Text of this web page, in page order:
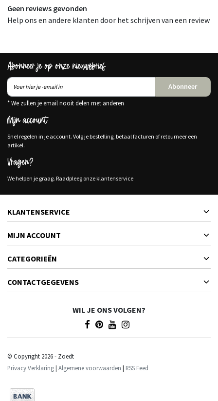
Geen reviews gevonden
Help ons en andere klanten door het schrijven van een review
Abonneer je op onze nieuwsbrief
Abonneer
* We zullen je email nooit delen met anderen
Mijn account
Snel regelen in je account. Volg je bestelling, betaal facturen of retourneer een
artikel.
Vragen?
We helpen je graag. Raadpleeg onze klantenservice
KLANTENSERVICE
MIJN ACCOUNT
CATEGORIEËN
CONTACTGEGEVENS
WIL JE ONS VOLGEN?
© Copyright 2026 - Zoedt
Privacy Verklaring| Algemene voorwaarden | RSS Feed